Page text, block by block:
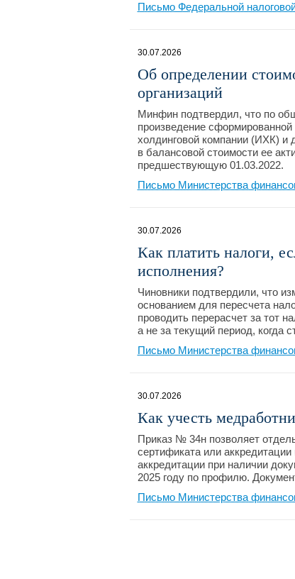
Письмо Федеральной
30.07.2026
Об определении
организаций
Минфин подтвердил, что по
произведение
холдинговой компании (ИХК)
в балансовой стоимости ее
предшествующую 01.03.2022.
Письмо Министерства
30.07.2026
Как платить налоги,
исполнения?
Чиновники подтвердили, что
основанием для пересчета
проводить перерасчет за тот
а не за текущий период, когда
Письмо Министерства
30.07.2026
Как учесть
Приказ № 34н позволяет
сертификата или
аккредитации при наличии
2025 году по профилю.
Письмо Министерства